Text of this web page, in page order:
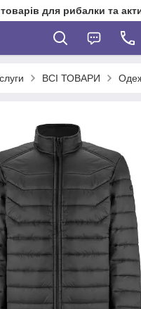
товарів для рибалки та
ВСІ ТОВАРИ